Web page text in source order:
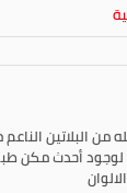
البلاتين
لوجود أحدث مكن